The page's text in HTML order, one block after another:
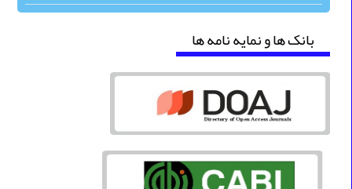
بانک ها و نمایه نامه ها